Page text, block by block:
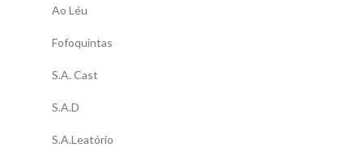
Ao Léu
Fofoquintas
S.A. Cast
S.A.D
S.A.Leatório